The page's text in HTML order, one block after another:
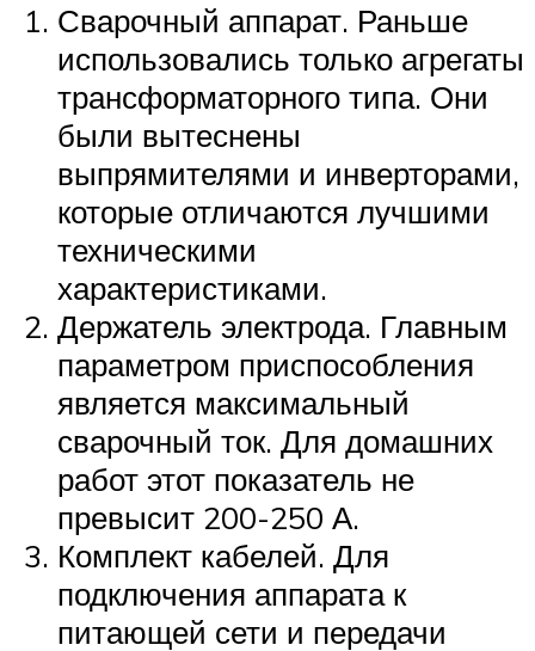
Сварочный аппарат. Раньше
использовались только агрегаты
трансформаторного типа. Они
были вытеснены
выпрямителями и инверторами,
которые отличаются лучшими
техническими
характеристиками.
Держатель электрода. Главным
параметром приспособления
является максимальный
сварочный ток. Для домашних
работ этот показатель не
превысит 200-250 А.
Комплект кабелей. Для
подключения аппарата к
питающей сети и передачи